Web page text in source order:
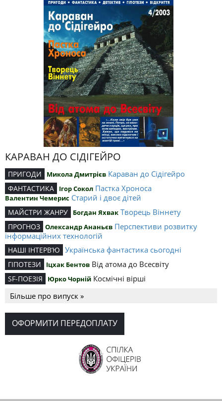
КАРАВАН ДО СІДІГЕЙРО
ПРИГОДИ Микола Дмитрієв Караван до Сідігейро
ФАНТАСТИКА Ігор Сокол Пастка Хроноса
Валентин Чемерис Старий і двоє дітей
МАЙСТРИ ЖАНРУ Богдан Яхвак Творець Віннету
ПРОГНОЗ Олександр Ананьєв Перспективи розвитку
інформаційних технологій
НАШІ ІНТЕРВ’Ю Українська фантастика сьогодні
ГІПОТЕЗИ Іцхак Бентов Від атома до Всесвіту
SF-ПОЕЗІЯ Юрко Чорній Космічні вірші
Більше про випуск »
ОФОРМИТИ ПЕРЕДОПЛАТУ